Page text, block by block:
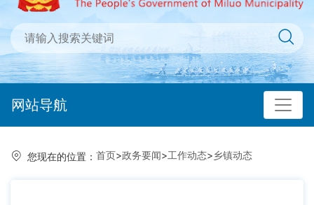
网站导航
您现在的位置： 首页>政务要闻>工作动态>乡镇动态